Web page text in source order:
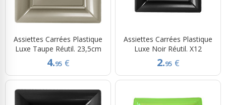
Assiettes Carrées Plastique
Luxe Taupe Réutil. 23,5cm
4.95 €
Assiettes Carrées Plastique
Luxe Noir Réutil. X12
2.95 €